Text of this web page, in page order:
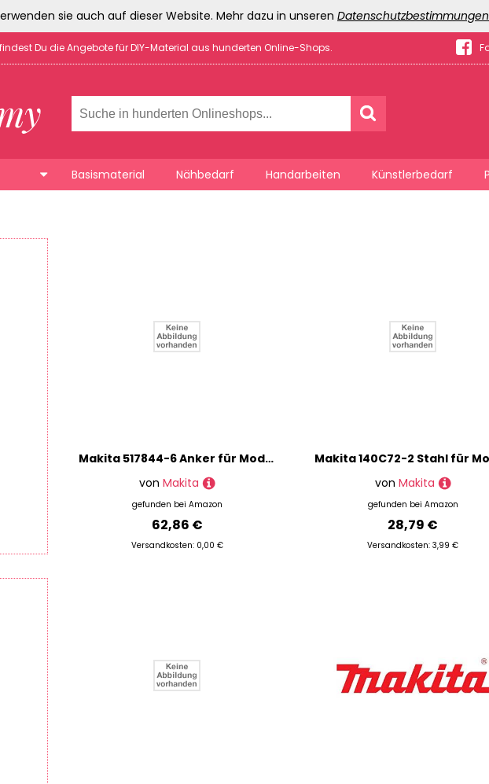
sie auch auf dieser Website. Mehr dazu in unseren Datenschutzbestimmungen
Du die Angebote für DIY-Material aus hunderten Online-Shops.
Basismaterial Nähbedarf Handarbeiten Künstlerbedarf
Makita 517844-6 Anker für Modell LS1216LB Gehrungssäge, 220V/240V
von Makita
gefunden bei Amazon
62,86 €
Versandkosten: 0,00 €
von Makita
gefunden bei Amazon
28,79 €
Versandkosten: 3,99 €